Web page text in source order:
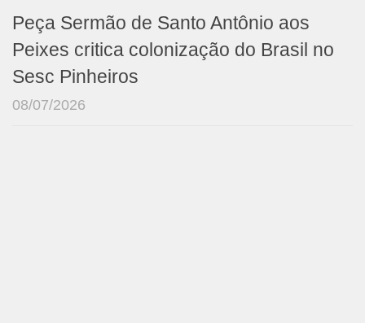
Peça Sermão de Santo Antônio aos
Peixes critica colonização do Brasil no
Sesc Pinheiros
08/07/2026